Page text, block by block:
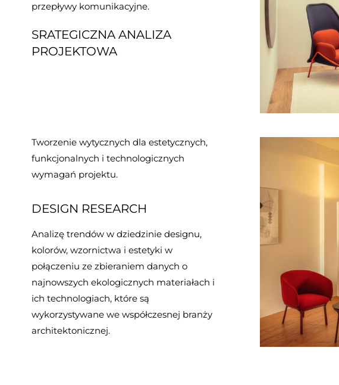
przepływy komunikacyjne.
SRATEGICZNA ANALIZA
PROJEKTOWA
Tworzenie wytycznych dla estetycznych,
funkcjonalnych i technologicznych
wymagań projektu.
DESIGN RESEARCH
Analizę trendów w dziedzinie designu,
kolorów, wzornictwa i estetyki w
połączeniu ze zbieraniem danych o
najnowszych ekologicznych materiałach i
ich technologiach, które są
wykorzystywane we współczesnej branży
architektonicznej.